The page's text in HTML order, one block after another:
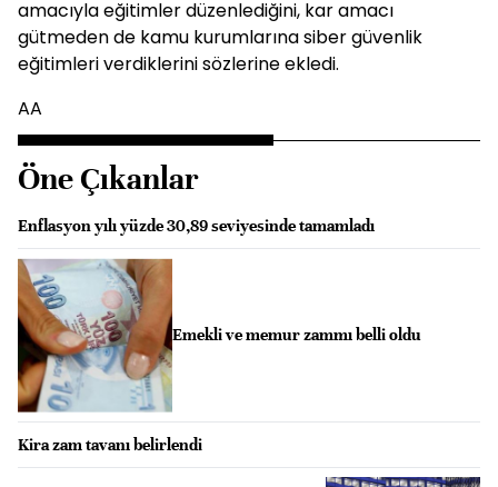
amacıyla eğitimler düzenlediğini, kar amacı
gütmeden de kamu kurumlarına siber güvenlik
eğitimleri verdiklerini sözlerine ekledi.
AA
Öne Çıkanlar
Enflasyon yılı yüzde 30,89 seviyesinde tamamladı
Emekli ve memur zammı belli oldu
Kira zam tavanı belirlendi